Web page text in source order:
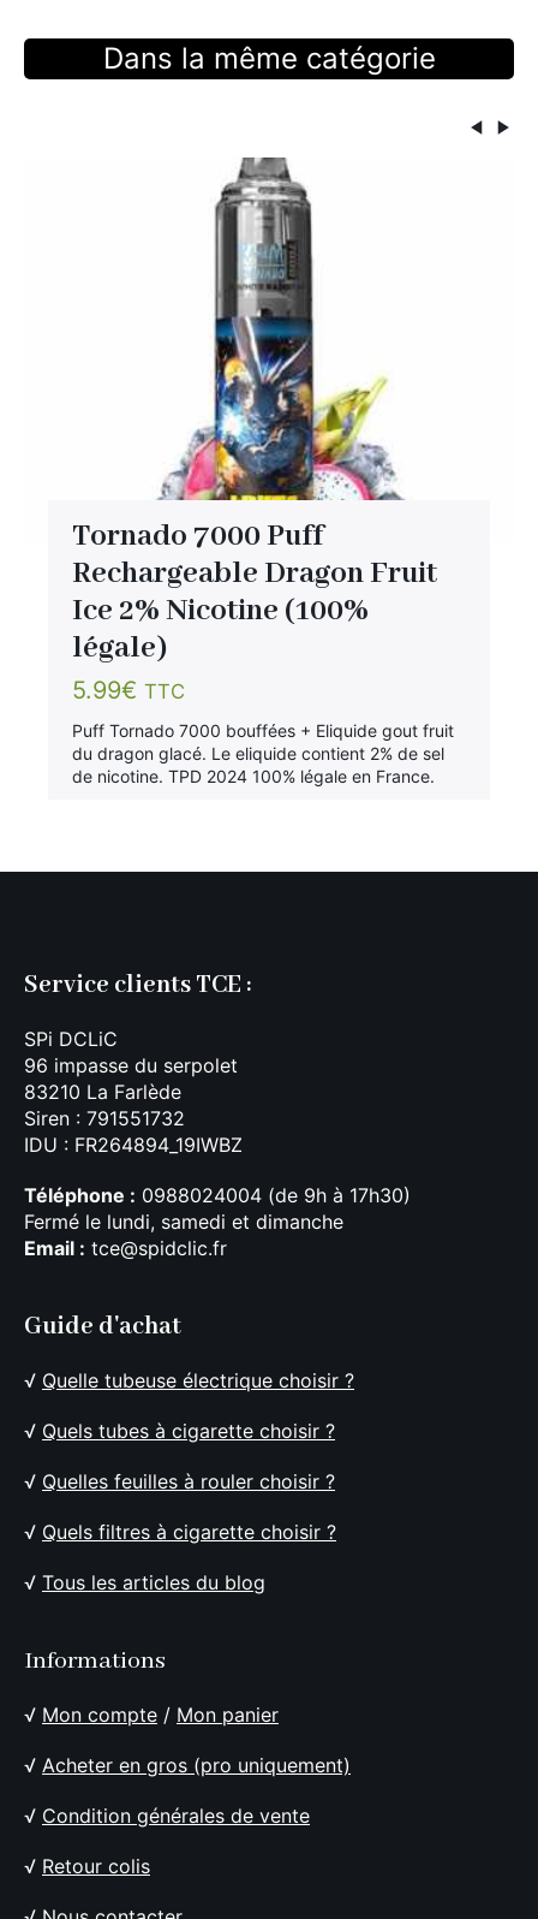
Dans la même catégorie
Tornado 7000 Puff
Rechargeable Dragon Fruit
Ice 2% Nicotine (100%
légale)
5.99€ TTC
Puff Tornado 7000 bouffées + Eliquide gout fruit
du dragon glacé. Le eliquide contient 2% de sel
de nicotine. TPD 2024 100% légale en France.
Service clients TCE :
SPi DCLiC
96 impasse du serpolet
83210 La Farlède
Siren : 791551732
IDU : FR264894_19IWBZ
Téléphone : 0988024004 (de 9h à 17h30)
Fermé le lundi, samedi et dimanche
Email : tce@spidclic.fr
Guide d'achat
√ Quelle tubeuse électrique choisir ?
√ Quels tubes à cigarette choisir ?
√ Quelles feuilles à rouler choisir ?
√ Quels filtres à cigarette choisir ?
√ Tous les articles du blog
Informations
√ Mon compte / Mon panier
√ Acheter en gros (pro uniquement)
√ Condition générales de vente
√ Retour colis